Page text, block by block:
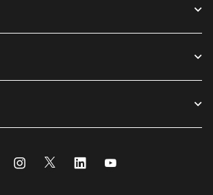
FacebookInstagram
Twitter LinkedIn